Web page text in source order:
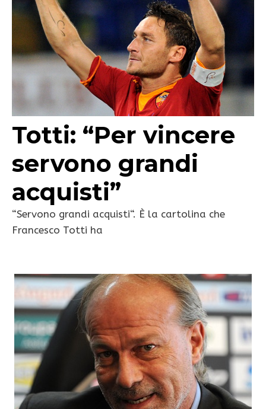
Totti: “Per vincere
servono grandi
acquisti”
“Servono grandi acquisti“. È la cartolina che
Francesco Totti ha